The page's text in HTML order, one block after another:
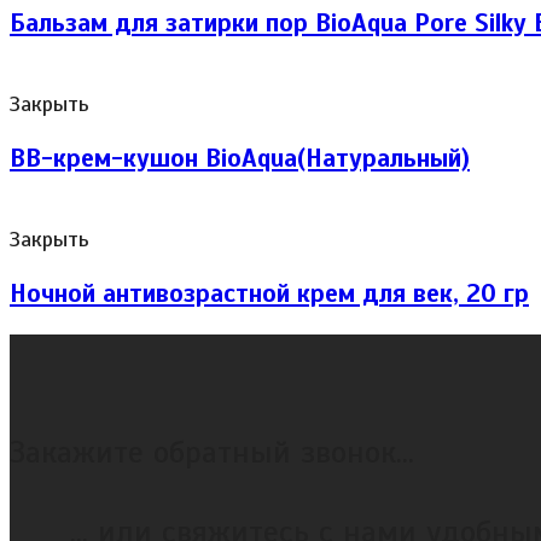
Бальзам для затирки пор BioAqua Pore Silky
Закрыть
ВВ-крем-кушон BioAqua(Натуральный)
Закрыть
Ночной антивозрастной крем для век, 20 гр